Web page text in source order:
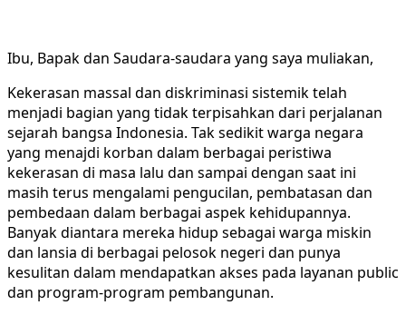
Ibu, Bapak dan Saudara-saudara yang saya muliakan,
Kekerasan massal dan diskriminasi sistemik telah
menjadi bagian yang tidak terpisahkan dari perjalanan
sejarah bangsa Indonesia. Tak sedikit warga negara
yang menajdi korban dalam berbagai peristiwa
kekerasan di masa lalu dan sampai dengan saat ini
masih terus mengalami pengucilan, pembatasan dan
pembedaan dalam berbagai aspek kehidupannya.
Banyak diantara mereka hidup sebagai warga miskin
dan lansia di berbagai pelosok negeri dan punya
kesulitan dalam mendapatkan akses pada layanan public
dan program-program pembangunan.